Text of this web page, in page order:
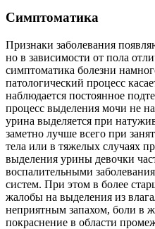
Симптоматика
Признаки заболевания
но в зависимости от пола
симптоматика болезни
патологический процесс
наблюдается постоянное
процесс выделения мочи не
урина выделяется при
заметно лучше всего при
тела или в тяжелых случаях
выделения урины девочки
воспалительными
систем. При этом в более
жалобы на выделения из
неприятным запахом, боли в
покраснение в области